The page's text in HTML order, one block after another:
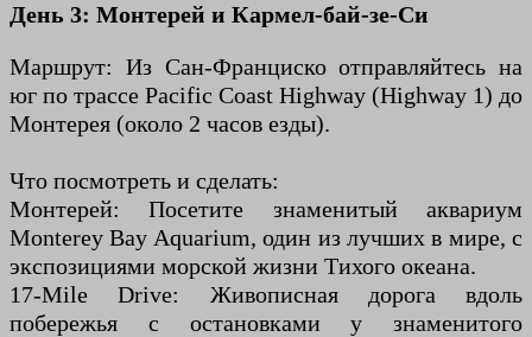
День 3: Монтерей и Кармел-бай-зе-Си
Маршрут: Из Сан-Франциско отправляйтесь на
юг по трассе Pacific Coast Highway (Highway 1) до
Монтерея (около 2 часов езды).
Что посмотреть и сделать:
Монтерей: Посетите знаменитый аквариум
Monterey Bay Aquarium, один из лучших в мире, с
экспозициями морской жизни Тихого океана.
17-Mile Drive: Живописная дорога вдоль
побережья с остановками у знаменитого